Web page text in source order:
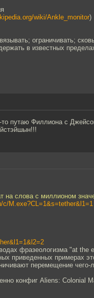
wiki/Ankle_monitor)
ограничивать;
в известных
путаю Филлиона с
на слова с миллионом
c/M.exe?CL=1&s=tether&l1=1
фразеологизма "at the
приведенных примерах
перемещение чего-
конфиг Aliens: Colonial